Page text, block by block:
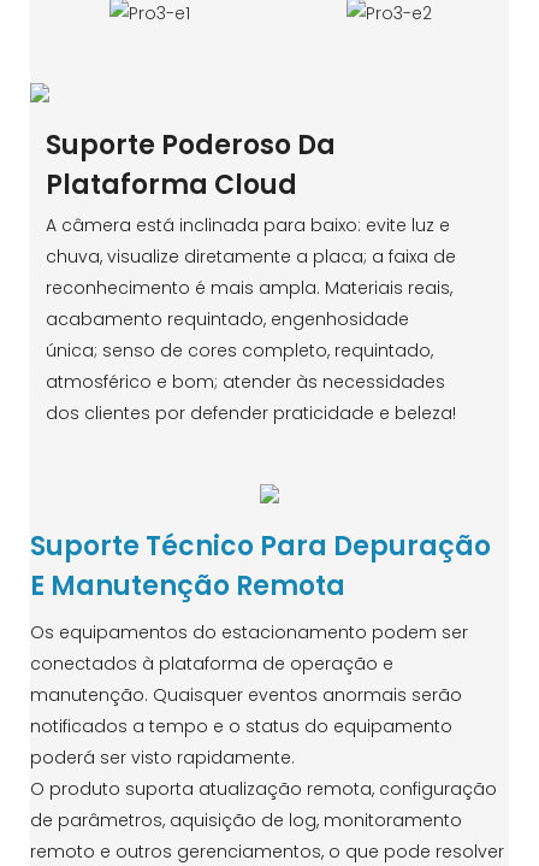
Suporte Poderoso Da
Plataforma Cloud
A câmera está inclinada para baixo: evite luz e
chuva, visualize diretamente a placa; a faixa de
reconhecimento é mais ampla. Materiais reais,
acabamento requintado, engenhosidade
única; senso de cores completo, requintado,
atmosférico e bom; atender às necessidades
dos clientes por defender praticidade e beleza!
Suporte Técnico Para Depuração
E Manutenção Remota
Os equipamentos do estacionamento podem ser
conectados à plataforma de operação e
manutenção. Quaisquer eventos anormais serão
notificados a tempo e o status do equipamento
poderá ser visto rapidamente.
O produto suporta atualização remota, configuração
de parâmetros, aquisição de log, monitoramento
remoto e outros gerenciamentos, o que pode resolver